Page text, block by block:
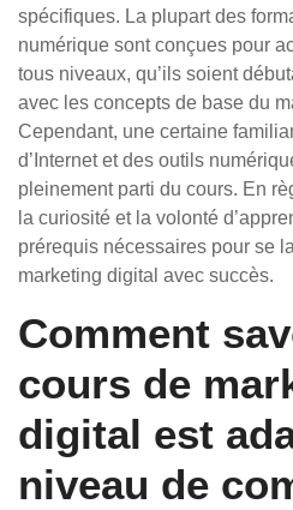
spécifiques. La plupart des
numérique sont conçues pour
tous niveaux, qu’ils soient
avec les concepts de base du
Cependant, une certaine
d’Internet et des outils
pleinement parti du cours. En
la curiosité et la volonté
prérequis nécessaires pour se
marketing digital avec succès.
Comment
cours de
digital est
niveau de